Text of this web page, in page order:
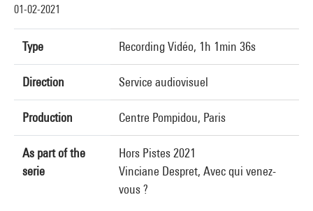
01-02-2021
Type Recording Vidéo, 1h 1min 36s
Direction Service audiovisuel
Production Centre Pompidou, Paris
As part of the
serie
Hors Pistes 2021
Vinciane Despret, Avec qui venez-
vous ?